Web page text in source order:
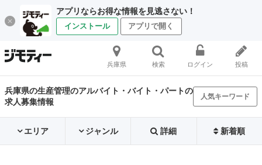
アプリならお得な情報を見逃さない！
インストール アプリで開く
兵庫県 検索 ログイン 投稿
兵庫県の生産管理のアルバイト・バイト・パートの
求人募集情報
人気キーワード
エリア ジャンル 詳細 新着順